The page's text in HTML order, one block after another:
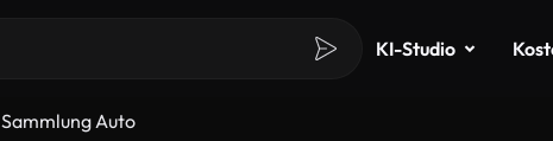
KI-Studio
Sammlung Auto